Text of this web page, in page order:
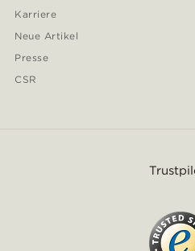
Karriere
Neue Artikel
Presse
CSR